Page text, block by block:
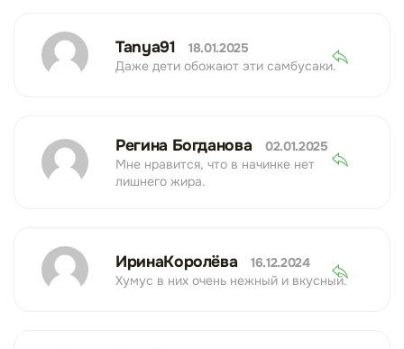
Tanya91
18.01.2025
Даже дети обожают эти самбусаки.
Регина Богданова
02.01.2025
Мне нравится, что в начинке нет
лишнего жира.
ИринаКоролёва
16.12.2024
Хумус в них очень нежный и вкусный.